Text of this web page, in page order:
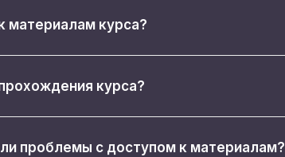
материалам курса?
курса?
проблемы с доступом к материалам?